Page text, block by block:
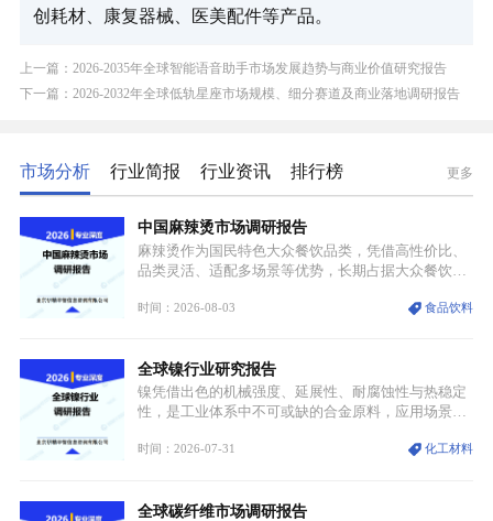
创耗材、康复器械、医美配件等产品。
上一篇：2026-2035年全球智能语音助手市场发展趋势与商业价值研究报告
下一篇：2026-2032年全球低轨星座市场规模、细分赛道及商业落地调研报告
市场分析 行业简报 行业资讯 排行榜 更多
中国麻辣烫市场调研报告
麻辣烫作为国民特色大众餐饮品类，凭借高性价比、
品类灵活、适配多场景等优势，长期占据大众餐饮重
型，叠加消费需求升级、线上流量变革、新零售业态
特点，在消费、创业、政策、技术多重驱动下，依旧
具备强劲的发展活力。
时间：2026-08-03 食品饮料
全球镍行业研究报告
镍凭借出色的机械强度、延展性、耐腐蚀性与热稳定
性，是工业体系中不可或缺的合金原料，应用场景横
用价值难以被替代。依托理化优势，镍被全球主要经
型为新能源核心战略矿产，全球产业形成“印尼掌控
时间：2026-07-31 化工材料
全球碳纤维市场调研报告